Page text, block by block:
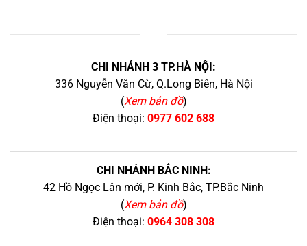
CHI NHÁNH 3 TP.HÀ NỘI:
336 Nguyễn Văn Cừ, Q.Long Biên, Hà Nội
(Xem bản đồ)
Điện thoại: 0977 602 688
CHI NHÁNH BẮC NINH:
42 Hồ Ngọc Lân mới, P. Kinh Bắc, TP.Bắc Ninh
(Xem bản đồ)
Điện thoại: 0964 308 308